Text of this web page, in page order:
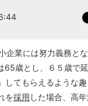
企業には努力義務とな
65歳とし、６５歳で
」してもらえるような
を採用 した場合、高
どのカテゴリ
選択してくだ
労務管理
税務経理
企業法務
経営の知